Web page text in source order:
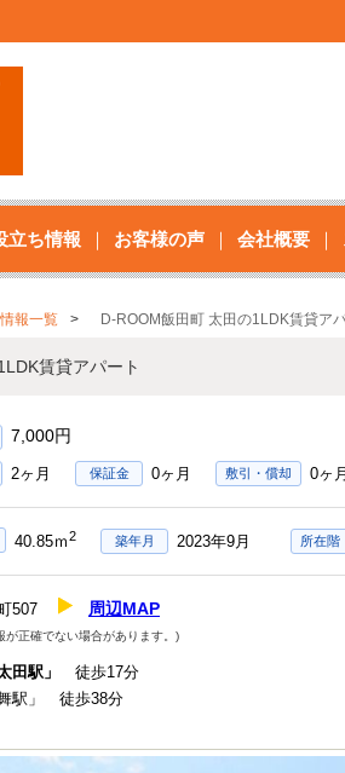
立ち情報 お客様の声 会社概要
報一覧 D-ROOM飯田町 太田の1LDK賃貸ア
賃貸アパート
7,000円
2ヶ月 保証金 0ヶ月 敷引・償却 0ヶ
40.85ｍ2 築年月 2023年9月 所在階
町507 周辺MAP
が正確でない場合があります。)
田駅」
徒歩17分
駅」 徒歩38分